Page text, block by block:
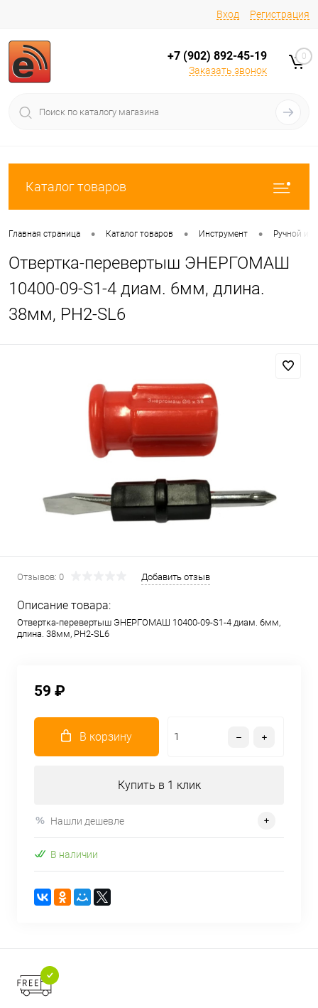
Вход Регистрация
+7 (902) 892-45-19
Заказать звонок
0
Каталог товаров
Главная страница • Каталог товаров • Инструмент • Ручной
Отвертка-перевертыш ЭНЕРГОМАШ
10400-09-S1-4 диам. 6мм, длина.
38мм, PH2-SL6
Отзывов: 0 Добавить отзыв
Описание товара:
Отвертка-перевертыш ЭНЕРГОМАШ 10400-09-S1-4 диам. 6мм,
длина. 38мм, PH2-SL6
59 ₽
В корзину
Купить в 1 клик
Нашли дешевле
В наличии